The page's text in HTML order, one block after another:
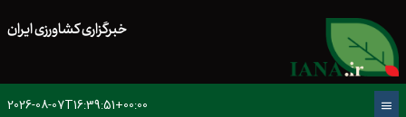
خبرگزاری کشاورزی ایران
2026-08-07T16:39:51+00:00